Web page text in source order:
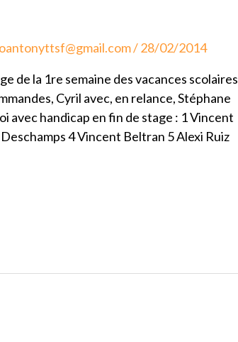
/28/02/2014
de la 1re semaine des vacances scolaires
Cyril avec, en relance, Stéphane
avec handicap en fin de stage : 1 Vincent
4 Vincent Beltran 5 Alexi Ruiz